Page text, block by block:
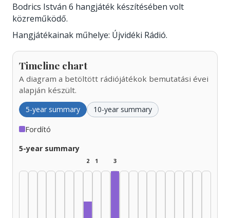
Bodrics István 6 hangjáték készítésében volt
közreműködő.
Hangjátékainak műhelye: Újvidéki Rádió.
Timeline chart
A diagram a betöltött rádiójátékok bemutatási évei
alapján készült.
5-year summary 10-year summary
Fordító
5-year summary
2 1 3